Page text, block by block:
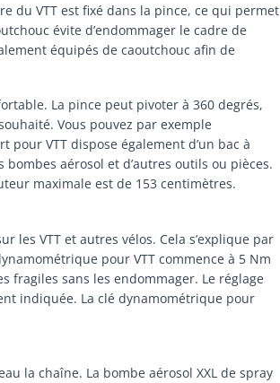
du VTT est fixé dans la pince, ce qui permet
évite d’endommager le cadre de
équipés de caoutchouc afin de
La pince peut pivoter à 360 degrés,
Vous pouvez par exemple
VTT dispose également d’un bac à
aérosol et d’autres outils ou pièces.
maximale est de 153 centimètres.
les VTT et autres vélos. Cela s’explique par
pour VTT commence à 5 Nm
fragiles sans les endommager. Le réglage
indiquée. La clé dynamométrique pour
la chaîne. La bombe aérosol XXL de spray